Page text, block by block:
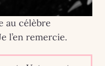
au célèbre
l’en remercie.